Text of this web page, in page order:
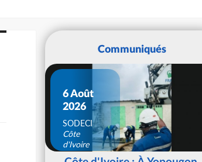
Communiqués
6 Août
2026
SODECI
Côte
d'Ivoire